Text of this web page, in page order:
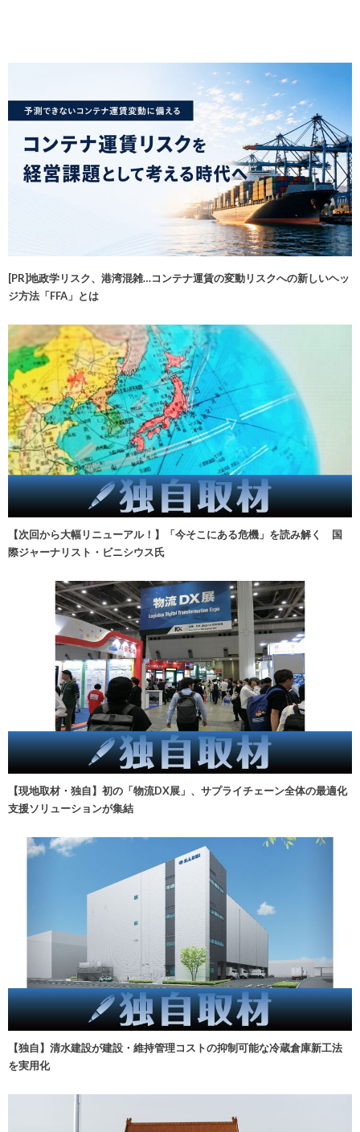
[PR]地政学リスク、港湾混雑…コンテナ運賃の変動リスクへの新しいヘッ
ジ方法「FFA」とは
【次回から大幅リニューアル！】「今そこにある危機」を読み解く 国
際ジャーナリスト・ビニシウス氏
【現地取材・独自】初の「物流DX展」、サプライチェーン全体の最適化
支援ソリューションが集結
【独自】清水建設が建設・維持管理コストの抑制可能な冷蔵倉庫新工法
を実用化